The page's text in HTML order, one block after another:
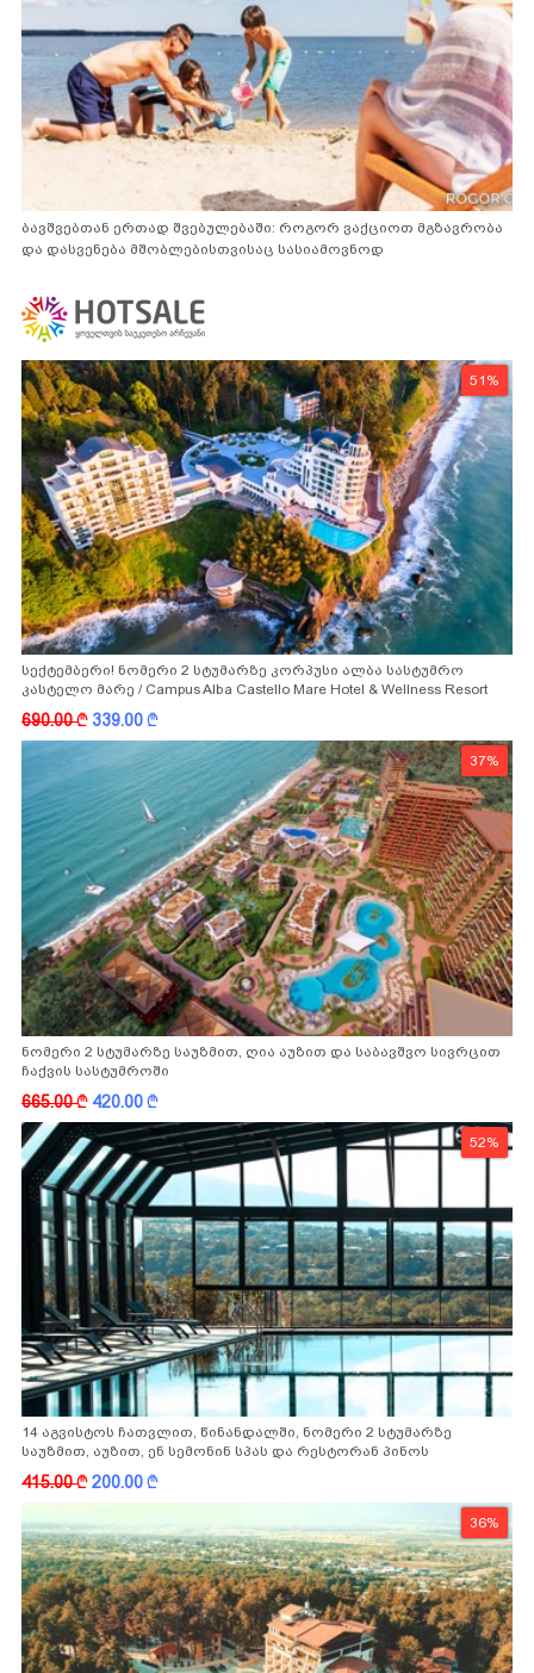
ბავშვებთან ერთად შვებულებაში: როგორ ვაქციოთ მგზავრობა
და დასვენება მშობლებისთვისაც სასიამოვნოდ
51%
სექტემბერი! ნომერი 2 სტუმარზე კორპუსი ალბა სასტუმრო
კასტელო მარე / Campus Alba Castello Mare Hotel & Wellness Resort
-სგან!
690.00k 339.00k
37%
ნომერი 2 სტუმარზე საუზმით, ღია აუზით და საბავშვო სივრცით
ჩაქვის სასტუმროში
665.00k 420.00k
52%
14 აგვისტოს ჩათვლით, წინანდალში, ნომერი 2 სტუმარზე
საუზმით, აუზით, ენ სემონინ სპას და რესტორან პინოს
415.00k200.00k
36%